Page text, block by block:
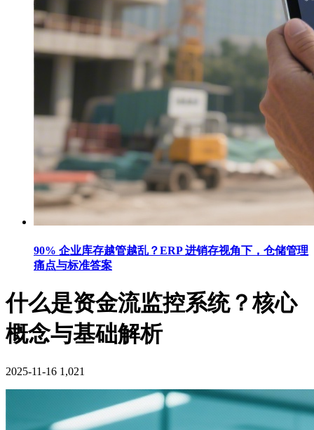
90% 企业库存越管越乱？ERP 进销存视角下，仓储管理
痛点与标准答案
什么是资金流监控系统？核心
概念与基础解析
2025-11-16 1,021